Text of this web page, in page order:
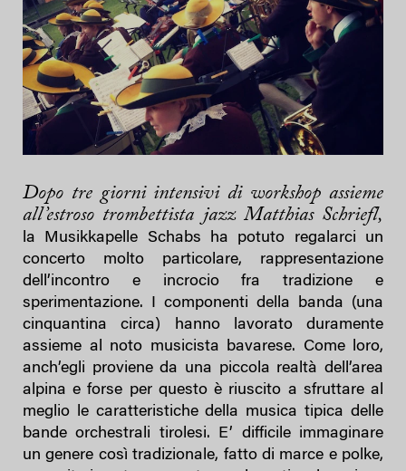
Dopo tre giorni intensivi di workshop assieme
all’estroso trombettista jazz Matthias Schriefl,
la Musikkapelle Schabs ha potuto regalarci un
concerto molto particolare, rappresentazione
dell’incontro e incrocio fra tradizione e
sperimentazione. I componenti della banda (una
cinquantina circa) hanno lavorato duramente
assieme al noto musicista bavarese. Come loro,
anch’egli proviene da una piccola realtà dell’area
alpina e forse per questo è riuscito a sfruttare al
meglio le caratteristiche della musica tipica delle
bande orchestrali tirolesi. E’ difficile immaginare
un genere così tradizionale, fatto di marce e polke,